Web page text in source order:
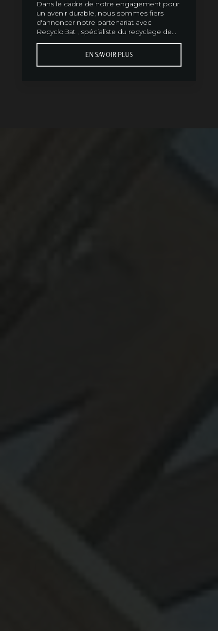
Dans le cadre de notre engagement pour
un avenir durable, nous sommes fiers
d'annoncer notre partenariat avec
RecycloBat , spécialiste du recyclage de...
EN SAVOIR PLUS